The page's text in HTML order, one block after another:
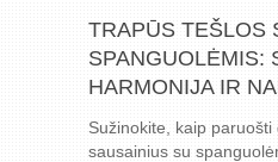
TRAPŪS TEŠLOS
SPANGUOLĖMIS:
HARMONIJA IR
Sužinokite, kaip
sausainius su